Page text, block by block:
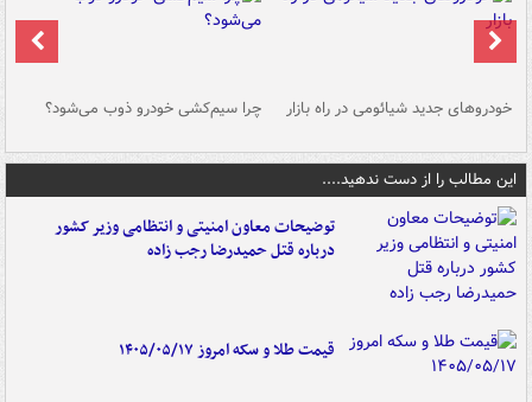
خودروهای جدید شیائومی در راه بازار چرا سیم‌کشی خودرو ذوب می‌شود؟
این مطالب را از دست ندهید....
توضیحات معاون امنیتی و انتظامی وزیر کشور
درباره قتل حمیدرضا رجب زاده
قیمت طلا و سکه امروز ۱۴۰۵/۰۵/۱۷